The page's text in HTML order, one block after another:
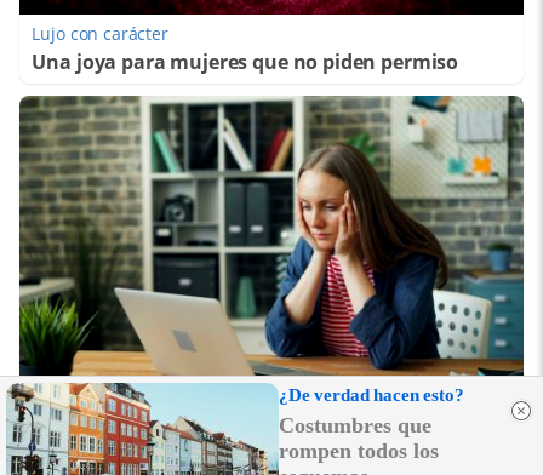
Lujo con carácter
Una joya para mujeres que no piden permiso
Señales de agotamiento
¿Te sientes cansado sin razón? Estas señales lo
explican
¿De verdad hacen esto?
Costumbres que
rompen todos los